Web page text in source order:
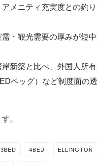
メニティ充実度との釣
需・観光需要の厚みが短
岸新築と比べ、外国人所
ペッグ）など制度面の
。
3BED 4BED ELLINGTON